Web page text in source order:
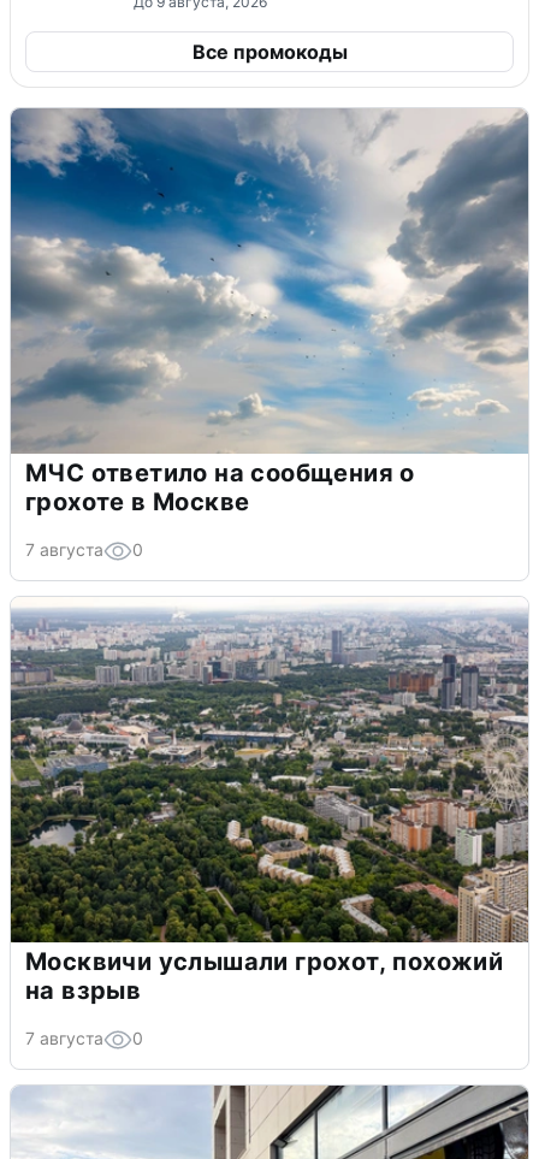
Все промокоды
МЧС ответило на сообщения о
грохоте в Москве
7 августа 0
Москвичи услышали грохот, похожий
на взрыв
7 августа 0